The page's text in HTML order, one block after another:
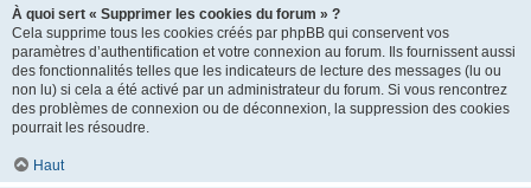
À quoi sert « Supprimer les cookies du forum » ?
Cela supprime tous les cookies créés par phpBB qui conservent vos
paramètres d’authentification et votre connexion au forum. Ils fournissent aussi
des fonctionnalités telles que les indicateurs de lecture des messages (lu ou
non lu) si cela a été activé par un administrateur du forum. Si vous rencontrez
des problèmes de connexion ou de déconnexion, la suppression des cookies
pourrait les résoudre.
Haut